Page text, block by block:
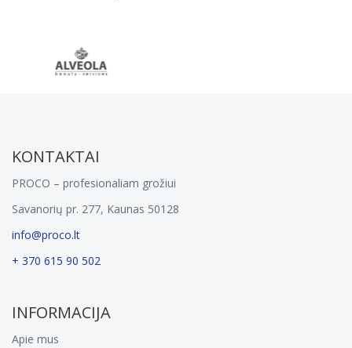
KONTAKTAI
PROCO – profesionaliam grožiui
Savanorių pr. 277, Kaunas 50128
info@proco.lt
+ 370 615 90 502
INFORMACIJA
Apie mus